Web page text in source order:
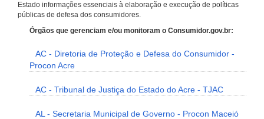
Estado informações essenciais à elaboração e execução de políticas
públicas de defesa dos consumidores.
Órgãos que gerenciam e/ou monitoram o Consumidor.gov.br:
AC - Diretoria de Proteção e Defesa do Consumidor -
Procon Acre
AC - Tribunal de Justiça do Estado do Acre - TJAC
AL - Secretaria Municipal de Governo - Procon Maceió